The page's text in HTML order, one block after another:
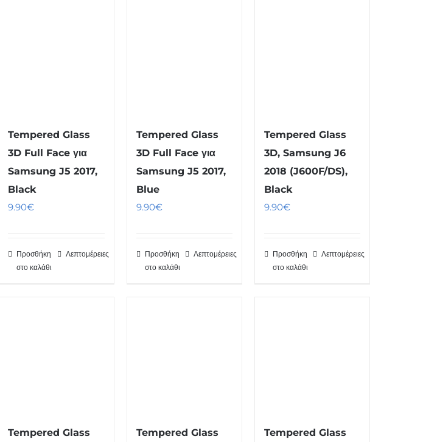
Tempered Glass
3D Full Face για
Samsung J5 2017,
Black
9.90€
Προσθήκη
στο καλάθι
Λεπτομέρειες
Tempered Glass
3D Full Face για
Samsung J5 2017,
Blue
9.90€
Προσθήκη
στο καλάθι
Λεπτομέρειες
Tempered Glass
3D, Samsung J6
2018 (J600F/DS),
Black
9.90€
Προσθήκη
στο καλάθι
Λεπτομέρειες
Tempered Glass
Tempered Glass
Tempered Glass